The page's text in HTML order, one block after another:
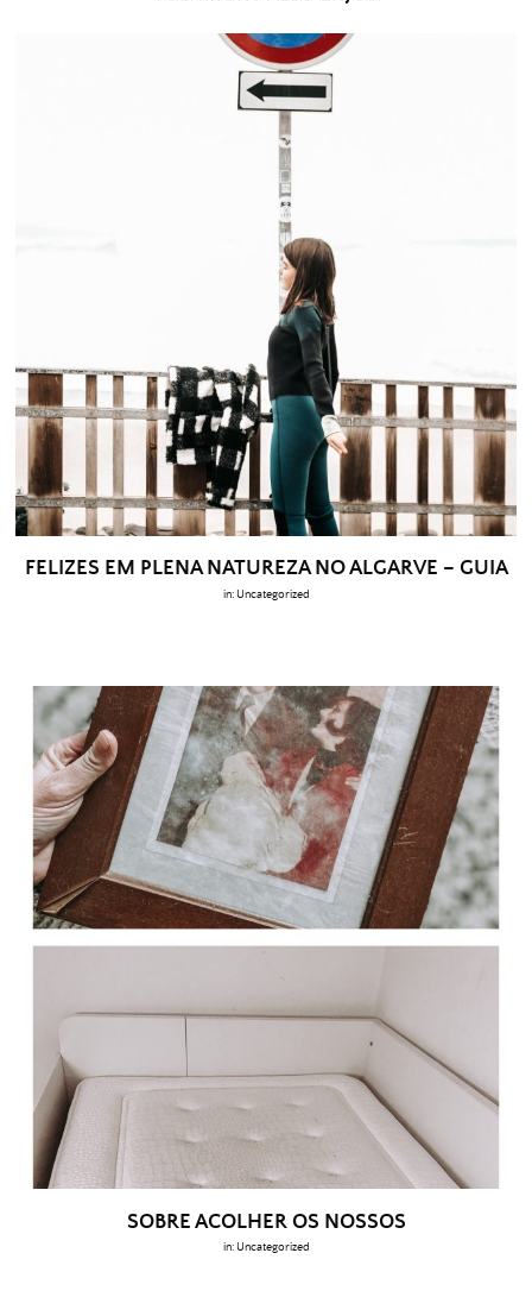
FELIZES EM PLENA NATUREZA NO ALGARVE – GUIA
in: Uncategorized
SOBRE ACOLHER OS NOSSOS
in: Uncategorized